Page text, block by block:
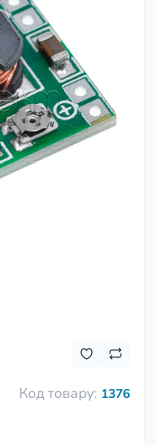
Код товару: 1376